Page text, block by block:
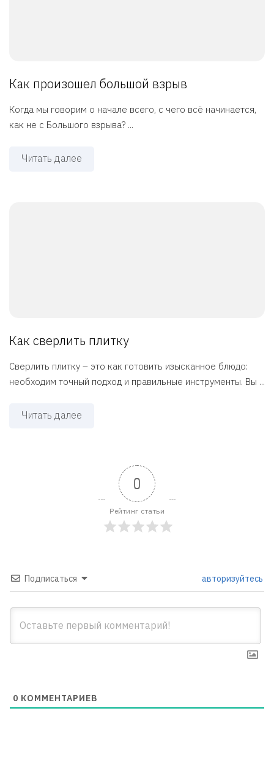
Как произошел большой взрыв
Когда мы говорим о начале всего, с чего всё начинается,
как не с Большого взрыва? ...
Читать далее
Как сверлить плитку
Сверлить плитку – это как готовить изысканное блюдо:
необходим точный подход и правильные инструменты. Вы ...
Читать далее
0
Рейтинг статьи
Подписаться авторизуйтесь
0 КОММЕНТАРИЕВ